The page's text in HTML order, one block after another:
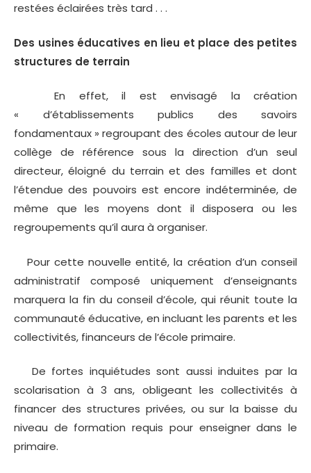
restées éclairées très tard . . .
Des usines éducatives en lieu et place des petites
structures de terrain
En effet, il est envisagé la création
« d’établissements publics des savoirs
fondamentaux » regroupant des écoles autour de leur
collège de référence sous la direction d’un seul
directeur, éloigné du terrain et des familles et dont
l’étendue des pouvoirs est encore indéterminée, de
même que les moyens dont il disposera ou les
regroupements qu’il aura à organiser.
Pour cette nouvelle entité, la création d’un conseil
administratif composé uniquement d’enseignants
marquera la fin du conseil d’école, qui réunit toute la
communauté éducative, en incluant les parents et les
collectivités, financeurs de l’école primaire.
De fortes inquiétudes sont aussi induites par la
scolarisation à 3 ans, obligeant les collectivités à
financer des structures privées, ou sur la baisse du
niveau de formation requis pour enseigner dans le
primaire.